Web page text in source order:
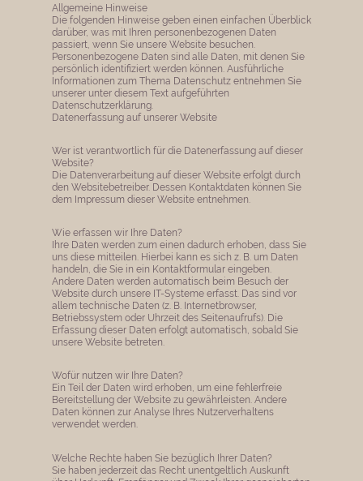
Allgemeine Hinweise
Die folgenden Hinweise geben einen einfachen Überblick
darüber, was mit Ihren personenbezogenen Daten
passiert, wenn Sie unsere Website besuchen.
Personenbezogene Daten sind alle Daten, mit denen Sie
persönlich identifiziert werden können. Ausführliche
Informationen zum Thema Datenschutz entnehmen Sie
unserer unter diesem Text aufgeführten
Datenschutzerklärung.
Datenerfassung auf unserer Website
Wer ist verantwortlich für die Datenerfassung auf dieser
Website?
Die Datenverarbeitung auf dieser Website erfolgt durch
den Websitebetreiber. Dessen Kontaktdaten können Sie
dem Impressum dieser Website entnehmen.
Wie erfassen wir Ihre Daten?
Ihre Daten werden zum einen dadurch erhoben, dass Sie
uns diese mitteilen. Hierbei kann es sich z. B. um Daten
handeln, die Sie in ein Kontaktformular eingeben.
Andere Daten werden automatisch beim Besuch der
Website durch unsere IT-Systeme erfasst. Das sind vor
allem technische Daten (z. B. Internetbrowser,
Betriebssystem oder Uhrzeit des Seitenaufrufs). Die
Erfassung dieser Daten erfolgt automatisch, sobald Sie
unsere Website betreten.
Wofür nutzen wir Ihre Daten?
Ein Teil der Daten wird erhoben, um eine fehlerfreie
Bereitstellung der Website zu gewährleisten. Andere
Daten können zur Analyse Ihres Nutzerverhaltens
verwendet werden.
Welche Rechte haben Sie bezüglich Ihrer Daten?
Sie haben jederzeit das Recht unentgeltlich Auskunft